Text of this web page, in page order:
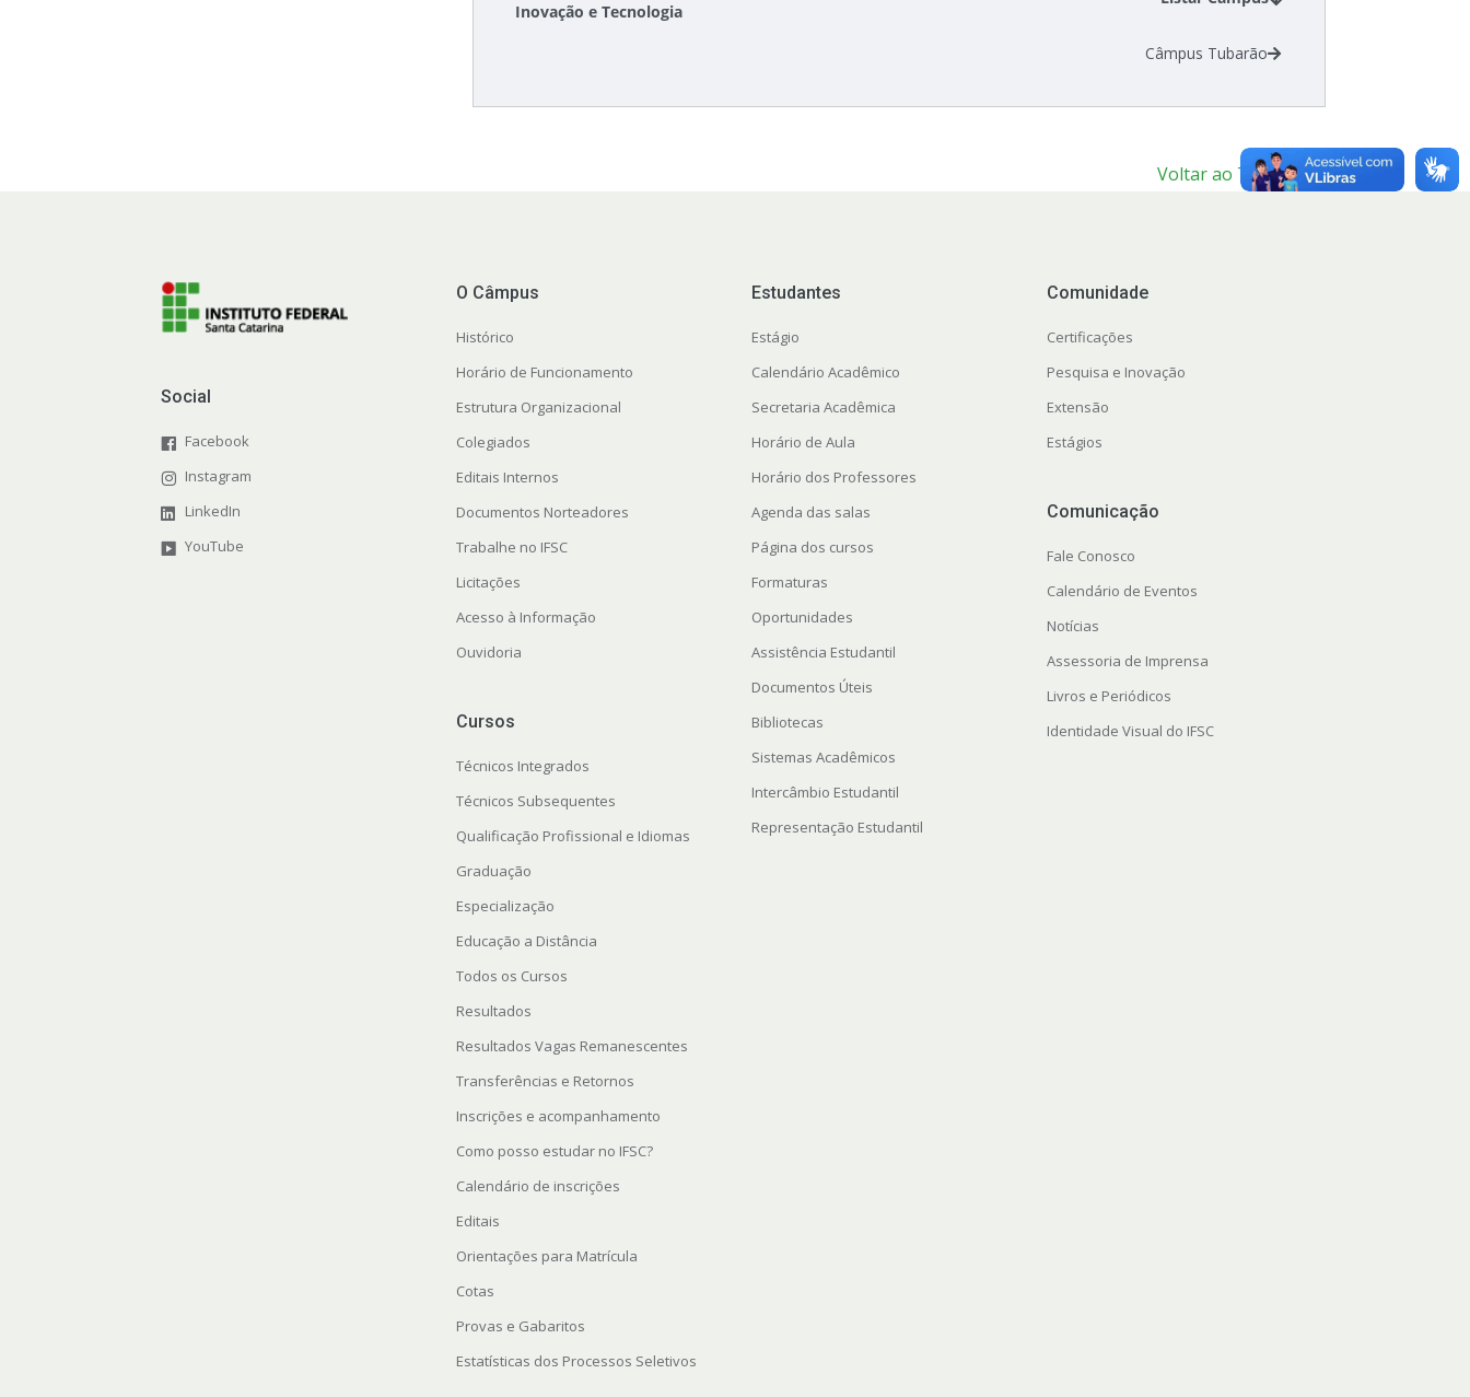
Inovação e Tecnologia
Câmpus Tubarão
Voltar ao Topo
Social
Facebook
Instagram
LinkedIn
YouTube
O Câmpus
Histórico
Horário de Funcionamento
Estrutura Organizacional
Colegiados
Editais Internos
Documentos Norteadores
Trabalhe no IFSC
Licitações
Acesso à Informação
Ouvidoria
Cursos
Técnicos Integrados
Técnicos Subsequentes
Qualificação Profissional e Idiomas
Graduação
Especialização
Educação a Distância
Todos os Cursos
Resultados
Resultados Vagas Remanescentes
Transferências e Retornos
Inscrições e acompanhamento
Como posso estudar no IFSC?
Calendário de inscrições
Editais
Orientações para Matrícula
Cotas
Provas e Gabaritos
Estatísticas dos Processos Seletivos
Estudantes
Estágio
Calendário Acadêmico
Secretaria Acadêmica
Horário de Aula
Horário dos Professores
Agenda das salas
Página dos cursos
Formaturas
Oportunidades
Assistência Estudantil
Documentos Úteis
Bibliotecas
Sistemas Acadêmicos
Intercâmbio Estudantil
Representação Estudantil
Comunidade
Certificações
Pesquisa e Inovação
Extensão
Estágios
Comunicação
Fale Conosco
Calendário de Eventos
Notícias
Assessoria de Imprensa
Livros e Periódicos
Identidade Visual do IFSC